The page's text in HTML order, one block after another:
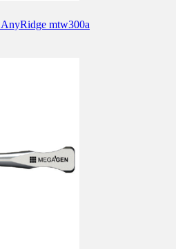
mtw300a